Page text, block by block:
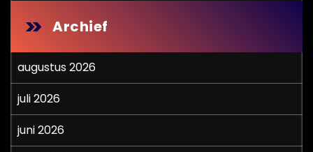
Archief
augustus 2026
juli 2026
juni 2026